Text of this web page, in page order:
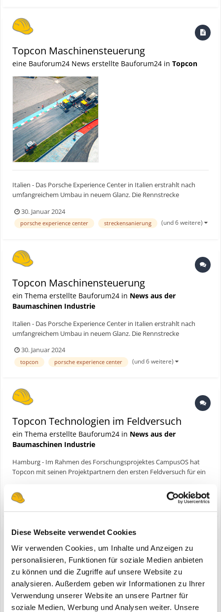
Diese Webseite verwendet Cookies
Wir verwenden Cookies, um Inhalte und Anzeigen zu
personalisieren, Funktionen für soziale Medien anbieten
zu können und die Zugriffe auf unsere Website zu
analysieren. Außerdem geben wir Informationen zu Ihrer
Verwendung unserer Website an unsere Partner für
soziale Medien, Werbung und Analysen weiter. Unsere
Topcon Maschinensteuerung
eine Bauforum24 News erstellte Bauforum24 in Topcon
Italien - Das Porsche Experience Center in Italien erstrahlt nach
umfangreichem Umbau in neuem Glanz. Die Rennstrecke
digitalen Lösungen für den Straßenbau von Topcon. Bauforum24
Artikel (21.01.2024): Topcon-Technologie in Abu Dhabi...
30. Januar 2024
porsche experience center streckensanierung (und 6 weitere)
Topcon Maschinensteuerung
ein Thema erstellte Bauforum24 in News aus der
Baumaschinen Industrie
Italien - Das Porsche Experience Center in Italien erstrahlt nach
umfangreichem Umbau in neuem Glanz. Die Rennstrecke
digitalen Lösungen für den Straßenbau von Topcon. Bauforum24
Artikel (21.01.2024): Topcon-Technologie in Abu Dhabi...
30. Januar 2024
topcon porsche experience center (und 6 weitere)
Topcon Technologien im Feldversuch
ein Thema erstellte Bauforum24 in News aus der
Baumaschinen Industrie
Hamburg - Im Rahmen des Forschungsprojektes CampusOS hat
Topcon mit seinen Projektpartnern den ersten Feldversuch für ein
angestrebte Ziel eines modularen Ökosystems, von dem die
Baustellen der Zukunft profitieren, rückt mit diesem Test in gr...
starlink
Topcon Technologien im Feldversuch
eine Bauforum24 News erstellte Bauforum24 in Topcon